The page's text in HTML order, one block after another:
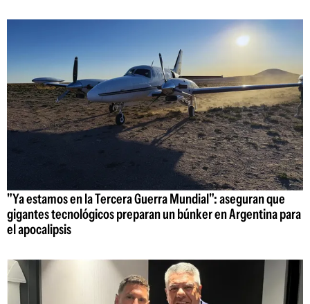
"Ya estamos en la Tercera Guerra Mundial": aseguran que
gigantes tecnológicos preparan un búnker en Argentina para
el apocalipsis